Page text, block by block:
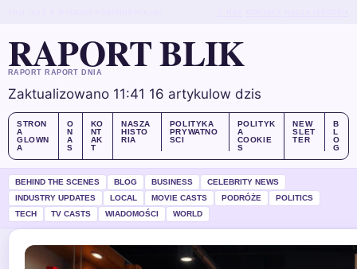
RAPORT BLIK
RAPORT RAPORT DNIA
Zaktualizowano 11:41 16 artykulow dzis
STRON
A
GLOWN
A
O
N
A
S
KO
NT
AK
T
NASZA
HISTO
RIA
POLITYKA
PRYWATNO
SCI
POLITYK
A
COOKIE
S
NEW
SLET
TER
B
L
O
G
BEHIND THE SCENES BLOG BUSINESS
CELEBRITY NEWS
INDUSTRY UPDATES
LOCAL MOVIE CASTS PODRÓŻE
POLITICS
TECH
TV CASTS WIADOMOŚCI WORLD